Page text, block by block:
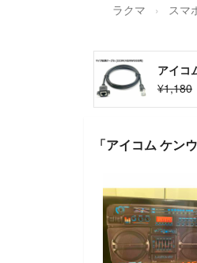
ラクマ スマ
アイコ
¥1,180
「アイコム ケン